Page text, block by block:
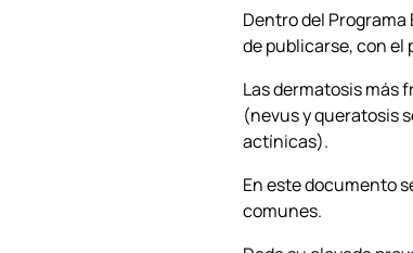
Dentro del Programa
de publicarse, con el
Las dermatosis más
(nevus y queratosis
actínicas).
En este documento
comunes.